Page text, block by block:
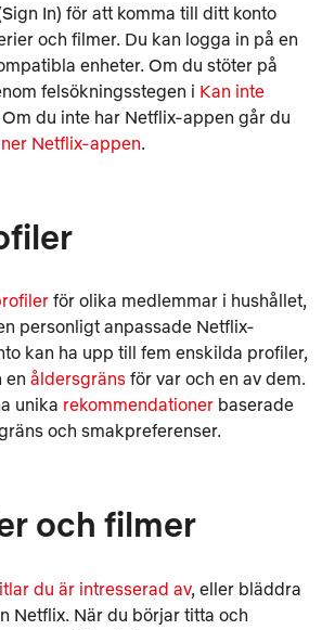
In) för att komma till ditt konto
och filmer. Du kan logga in på en
enheter. Om du stöter på
felsökningsstegen i Kan inte
Om du inte har Netflix-appen går du
Netflix-appen.
för olika medlemmar i hushållet,
personligt anpassade Netflix-
kan ha upp till fem enskilda profiler,
en åldersgräns för var och en av dem.
unika rekommendationer baserade
och smakpreferenser.
och filmer
du är intresserad av, eller bläddra
Netflix. När du börjar titta och